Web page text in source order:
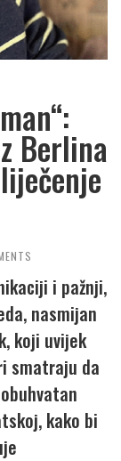
Berlina
i pažnji,
nasmijan
koji uvijek
smatraju da
kako bi